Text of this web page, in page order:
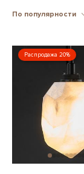
По популярности
Распродажа 20%